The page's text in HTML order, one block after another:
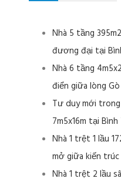
Nhà 5 tầng
đương đại tại
Nhà 6 tầng
điển giữa lòng
Tư duy mới
7m5x16m tại Bình
Nhà 1 trệt 1 lầu
mở giữa kiến
Nhà 1 trệt 2 lầu